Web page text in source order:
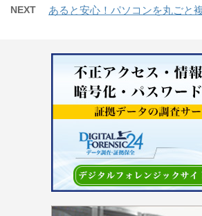
NEXT あると安心！パソコンを丸ごと